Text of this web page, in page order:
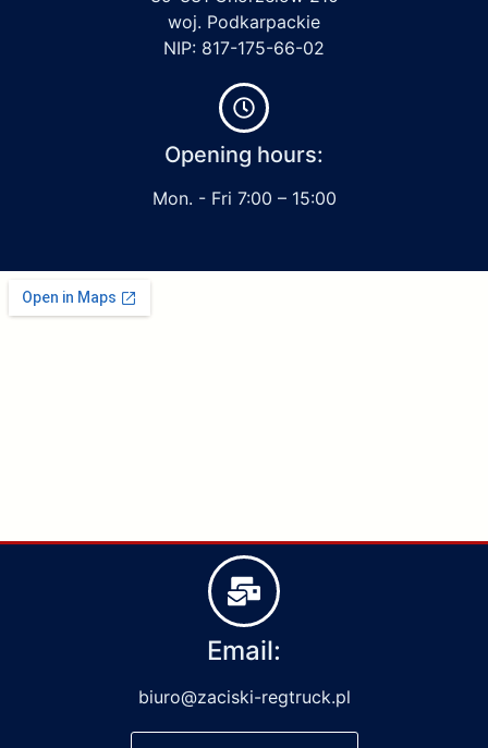
woj. Podkarpackie
NIP: 817-175-66-02
Opening hours:
Mon. - Fri 7:00 – 15:00
Email:
biuro@zaciski-regtruck.pl